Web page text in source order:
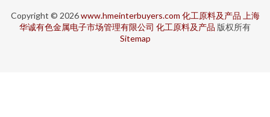
Copyright © 2026www.hmeinterbuyers.com 化工原料及产品 上海
华诚有色金属电子市场管理有限公司 化工原料及产品 版权所有
Sitemap